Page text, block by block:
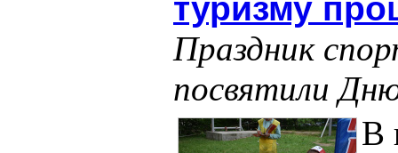
туризму
Праздник
посвятили
В